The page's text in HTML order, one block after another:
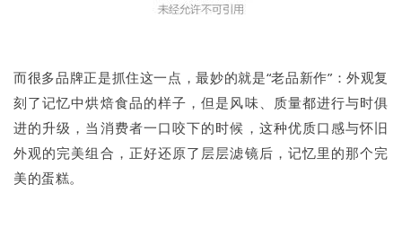
而很多品牌正是抓住这一点，最妙的就是“老品新作”：外观复
刻了记忆中烘焙食品的样子，但是风味、质量都进行与时俱
进的升级，当消费者一口咬下的时候，这种优质口感与怀旧
外观的完美组合，正好还原了层层滤镜后，记忆里的那个完
美的蛋糕。